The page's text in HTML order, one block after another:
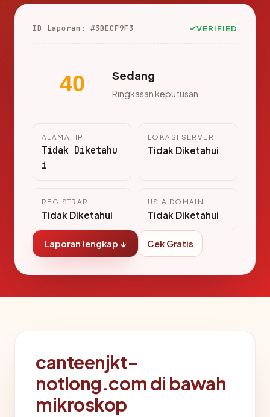
ID Laporan: #3BECF9F3 VERIFIED
40 Sedang
Ringkasan keputusan
ALAMAT IP
Tidak Diketahu
i
LOKASI SERVER
Tidak Diketahui
REGISTRAR
Tidak Diketahui
USIA DOMAIN
Tidak Diketahui
Laporan lengkap ↓ Cek Gratis
canteenjkt-
notlong.com di bawah
mikroskop